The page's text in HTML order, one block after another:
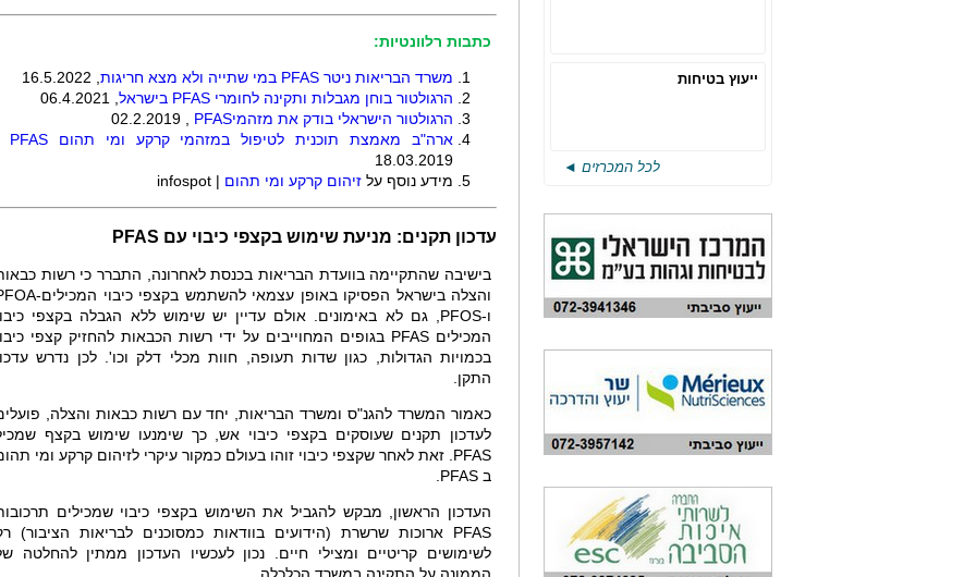
ייעוץ בטיחות
לכל המכרזים ◄
כתבות רלוונטיות:
משרד הבריאות ניטר PFAS במי שתייה ולא מצא חריגות
הרגולטור בוחן מגבלות ותקינה לחומרי PFAS בישראל
הרגולטור הישראלי בודק את מזהמיPFAS
ארה"ב מאמצת תוכנית לטיפול במזהמי קרקע ומי תהוםPFAS
18.03.2019
מידע נוסף על זיהום קרקע ומי תהום |
infospot
עדכון תקנים: מניעת שימוש בקצפי כיבוי עם PFAS
בישיבה שהתקיימה בוועדת הבריאות בכנסת לאחרונה, התברר כי רשות
והצלה בישראל הפסיקו באופן עצמאי להשתמש בקצפי כיבוי המכילים-
ו-PFOS , גם לא באימונים. אולם עדיין יש שימוש ללא הגבלה בקצפי
המכילים PFAS בגופים המחוייבים על ידי רשות הכבאות להחזיק קצפי
בכמויות הגדולות, כגון שדות תעופה, חוות מכלי דלק וכו'. לכן נדרש
התקן.
כאמור המשרד להגנ"ס ומשרד הבריאות, יחד עם רשות כבאות והצלה,
לעדכון תקנים שעוסקים בקצפי כיבוי אש, כך שימנעו שימוש בקצף
PFAS . זאת לאחר שקצפי כיבוי זוהו בעולם כמקור עיקרי לזיהום קרקע ומי
ב PFAS
העדכון הראשון, מבקש להגביל את השימוש בקצפי כיבוי שמכילים
PFAS ארוכות שרשרת (הידועים בוודאות כמסוכנים לבריאות הציבור)
לשימושים קריטיים ומצילי חיים. נכון לעכשיו העדכון ממתין להחלטה